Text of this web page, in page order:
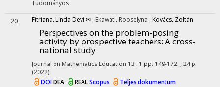
Tudományos
20 Fitriana, Linda Devi ✉ ; Ekawati, Rooselyna ; Kovács, Zoltán
Perspectives on the problem-posing
activity by prospective teachers: A cross-
national study
Journal on Mathematics Education 13 : 1 pp. 149-172. , 24 p.
(2022)
DOIDEA REALScopus
Teljes dokumentum